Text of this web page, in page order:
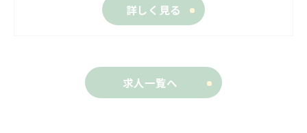
詳しく見る
求人一覧へ